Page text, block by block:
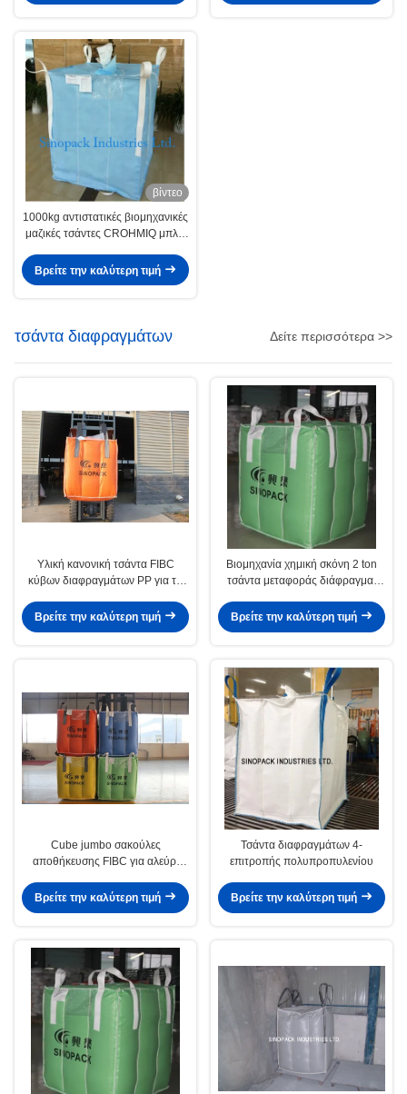
βίντεο
1000kg αντιστατικές βιομηχανικές
μαζικές τσάντες CROHMIQ μπλε/
αποθήκευσης
Βρείτε την καλύτερη τιμή
τσάντα διαφραγμάτων Δείτε περισσότερα >>
Υλική κανονική τσάντα FIBC
κύβων διαφραγμάτων PP για το
σκόνες
Βρείτε την καλύτερη τιμή
Βιομηχανία χημική σκόνη 2 ton
τσάντα μεταφοράς διάφραγμα,
Βρείτε την καλύτερη τιμή
Cube jumbo σακούλες
αποθήκευσης FIBC για αλεύρι
Βρείτε την καλύτερη τιμή
Τσάντα διαφραγμάτων 4-
επιτροπής πολυπροπυλενίου
Βρείτε την καλύτερη τιμή